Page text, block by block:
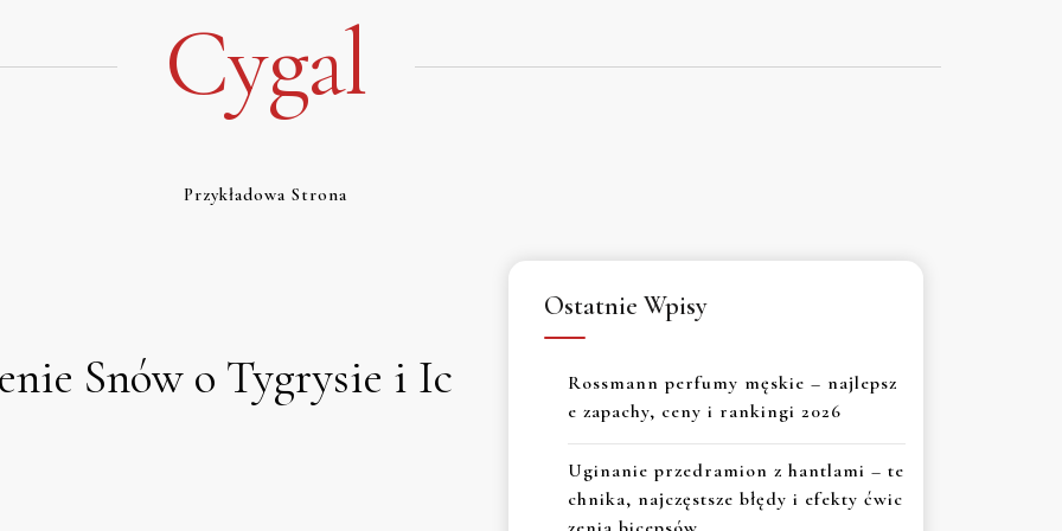
Cygal
Przykładowa Strona
Snów o Tygrysie i Ic
Ostatnie Wpisy
Rossmann perfumy męskie – najlepsz
e zapachy, ceny i rankingi 2026
Uginanie przedramion z hantlami – te
chnika, najczęstsze błędy i efekty ćwic